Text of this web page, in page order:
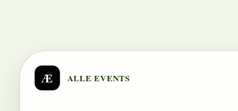
Æ ALLE EVENTS